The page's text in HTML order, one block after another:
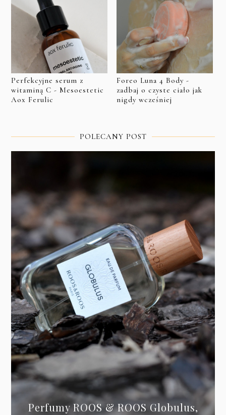
Perfekcyjne serum z
witaminą C - Mesoestetic
Aox Ferulic
Foreo Luna 4 Body -
zadbaj o czyste ciało jak
nigdy wcześniej
POLECANY POST
Perfumy ROOS & ROOS Globulus,